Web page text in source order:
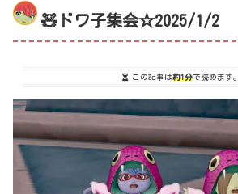
🧸ドワ子集会☆2025/1/2
この記事は約1分で読めます。